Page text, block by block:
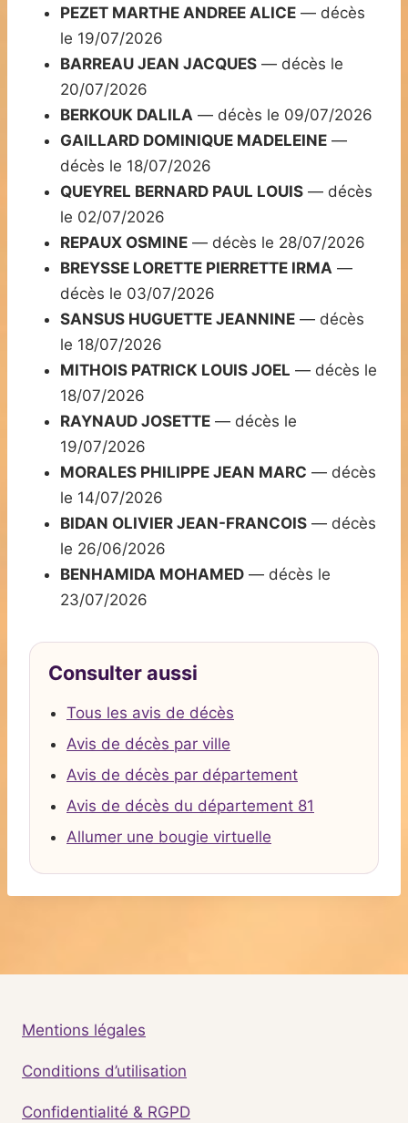
PEZET MARTHE ANDREE ALICE — décès
le 19/07/2026
BARREAU JEAN JACQUES — décès le
20/07/2026
BERKOUK DALILA — décès le 09/07/2026
GAILLARD DOMINIQUE MADELEINE —
décès le 18/07/2026
QUEYREL BERNARD PAUL LOUIS — décès
le 02/07/2026
REPAUX OSMINE — décès le 28/07/2026
BREYSSE LORETTE PIERRETTE IRMA —
décès le 03/07/2026
SANSUS HUGUETTE JEANNINE — décès
le 18/07/2026
MITHOIS PATRICK LOUIS JOEL — décès le
18/07/2026
RAYNAUD JOSETTE — décès le
19/07/2026
MORALES PHILIPPE JEAN MARC — décès
le 14/07/2026
BIDAN OLIVIER JEAN-FRANCOIS — décès
le 26/06/2026
BENHAMIDA MOHAMED — décès le
23/07/2026
Consulter aussi
Tous les avis de décès
Avis de décès par ville
Avis de décès par département
Avis de décès du département 81
Allumer une bougie virtuelle
Mentions légales
Conditions d’utilisation
Confidentialité & RGPD